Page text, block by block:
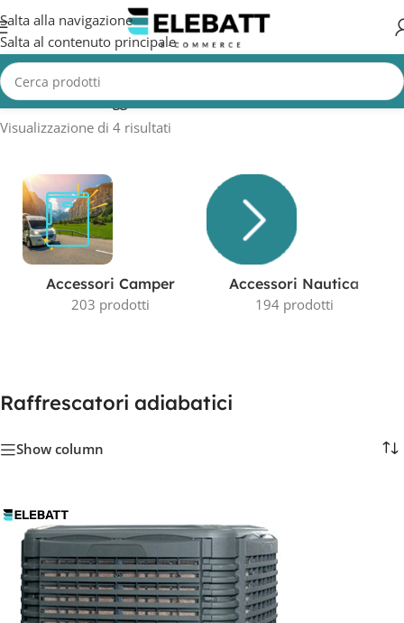
Salta alla navigazione
Salta al contenuto principale
Home/Prodotti taggati “Raffrescatori adiabatici”
Visualizzazione di 4 risultati
Accessori Camper
203 prodotti
Accessori Nautica
194 prodotti
Raffrescatori adiabatici
Show column